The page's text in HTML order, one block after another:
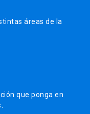
áreas de la
que ponga en